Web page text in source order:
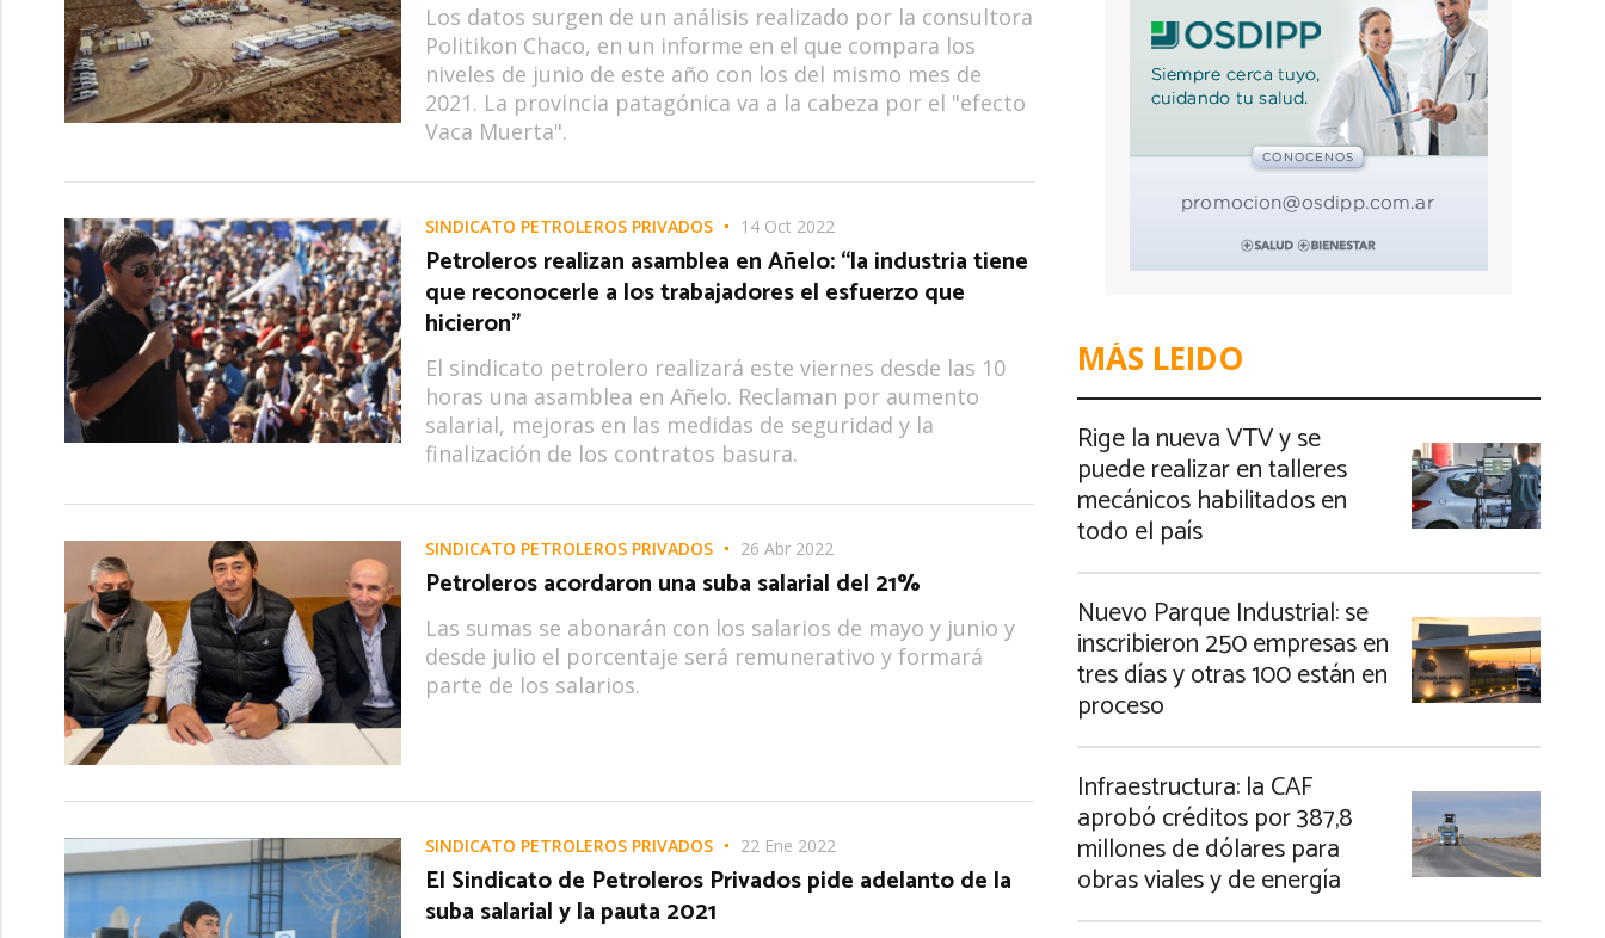
Los datos surgen de un análisis realizado por la consultora
Politikon Chaco, en un informe en el que compara los
niveles de junio de este año con los del mismo mes de
2021. La provincia patagónica va a la cabeza por el "efecto
Vaca Muerta".
SINDICATO PETROLEROS PRIVADOS 14 Oct 2022
Petroleros realizan asamblea en Añelo: “la industria tiene
que reconocerle a los trabajadores el esfuerzo que
hicieron”
El sindicato petrolero realizará este viernes desde las 10
horas una asamblea en Añelo. Reclaman por aumento
salarial, mejoras en las medidas de seguridad y la
finalización de los contratos basura.
SINDICATO PETROLEROS PRIVADOS 26 Abr 2022
Petroleros acordaron una suba salarial del 21%
Las sumas se abonarán con los salarios de mayo y junio y
desde julio el porcentaje será remunerativo y formará
parte de los salarios.
SINDICATO PETROLEROS PRIVADOS 22 Ene 2022
El Sindicato de Petroleros Privados pide adelanto de la
suba salarial y la pauta 2021
MÁS LEIDO
Rige la nueva VTV y se
puede realizar en talleres
mecánicos habilitados en
todo el país
Nuevo Parque Industrial: se
inscribieron 250 empresas en
tres días y otras 100 están en
proceso
Infraestructura: la CAF
aprobó créditos por 387,8
millones de dólares para
obras viales y de energía